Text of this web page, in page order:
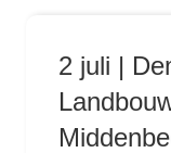
2 juli |